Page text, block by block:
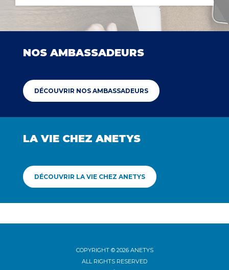
NOS AMBASSADEURS
DÉCOUVRIR NOS AMBASSADEURS
LA VIE CHEZ ANETYS
DÉCOUVRIR LA VIE CHEZ ANETYS
COPYRIGHT © 2026 ANETYS
ALL RIGHTS RESERVED